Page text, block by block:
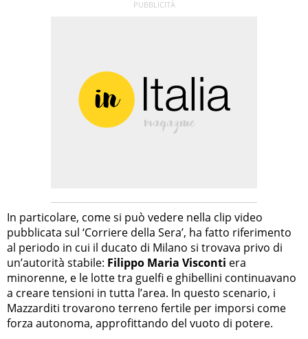
In particolare, come si può vedere nella clip video
pubblicata sul ‘Corriere della Sera’, ha fatto riferimento
al periodo in cui il ducato di Milano si trovava privo di
un’autorità stabile: Filippo Maria Visconti era
minorenne, e le lotte tra guelfi e ghibellini continuavano
a creare tensioni in tutta l’area. In questo scenario, i
Mazzarditi trovarono terreno fertile per imporsi come
forza autonoma, approfittando del vuoto di potere.